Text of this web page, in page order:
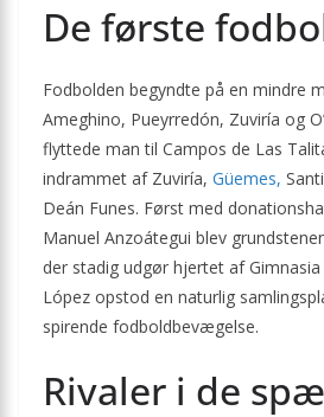
De første
Fodbolden begyndte på en mindre
Ameghino, Pueyrredón, Zuviría og
flyttede man til Campos de Las
indrammet af Zuviría, Güemes,
Deán Funes. Først med
Manuel Anzoátegui blev
der stadig udgør hjertet af
López opstod en naturlig
spirende fodbold­bevægelse.
Rivaler i de